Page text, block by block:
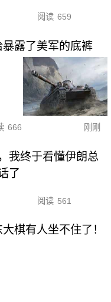
阅读 659
露了美军的底裤
666 刚刚
我终于看懂伊朗总
了
阅读 561
棋有人坐不住了！